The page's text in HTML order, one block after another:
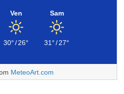
Ven
30°/26°
Sam
31°/27°
MeteoArt.com